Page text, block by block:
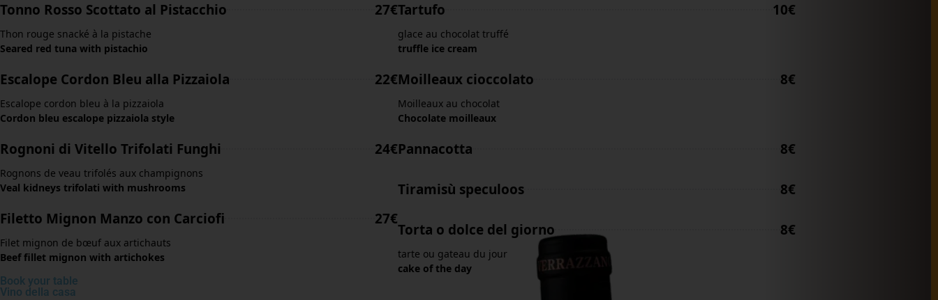
Tonno Rosso Scottato al Pistacchio 27€
Thon rouge snacké à la pistache
Seared red tuna with pistachio
Escalope Cordon Bleu alla Pizzaiola 22€
Escalope cordon bleu à la pizzaiola
Cordon bleu escalope pizzaiola style
Rognoni di Vitello Trifolati Funghi 24€
Rognons de veau trifolés aux champignons
Veal kidneys trifolati with mushrooms
Filetto Mignon Manzo con Carciofi 27€
Filet mignon de bœuf aux artichauts
Beef fillet mignon with artichokes
Tartufo 10€
glace au chocolat truffé
truffle ice cream
Moilleaux cioccolato 8€
Moilleaux au chocolat
Chocolate moilleaux
Pannacotta 8€
Tiramisù speculoos 8€
Torta o dolce del giorno 8€
tarte ou gateau du jour
cake of the day
Book your table
Vino della casa